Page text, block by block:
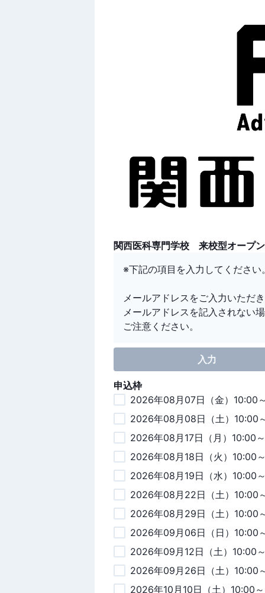
関西医科専門学校 来校型オープ
※下記の項目を入力してください
メールアドレスをご入力いただ
メールアドレスを記入されない
ご注意ください。
入力
申込枠
2026年08月07日（金）10:00
2026年08月08日（土）10:00
2026年08月17日（月）10:00～
2026年08月18日（火）10:00
2026年08月19日（水）10:00
2026年08月22日（土）10:00
2026年08月29日（土）10:00
2026年09月06日（日）10:00
2026年09月12日（土）10:00
2026年09月26日（土）10:00
2026年10月10日（土）10:00～